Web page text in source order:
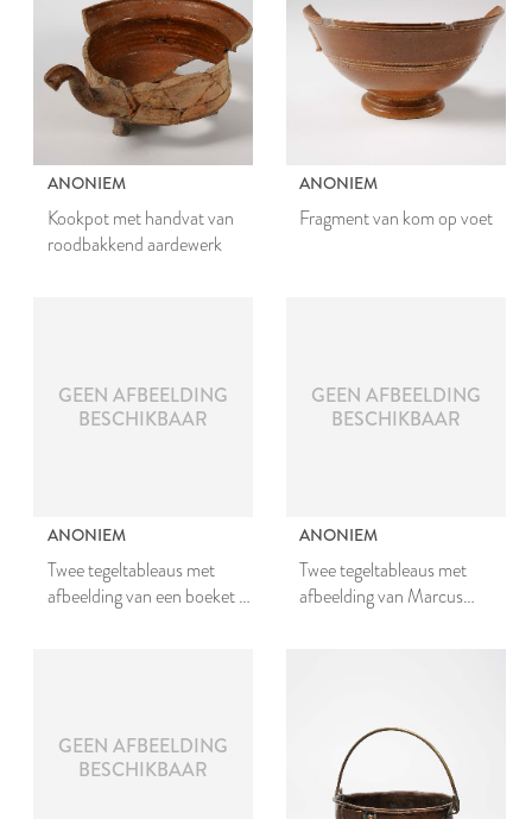
ANONIEM
Kookpot met handvat van
roodbakkend aardewerk
ANONIEM
Fragment van kom op voet
GEEN AFBEELDING
BESCHIKBAAR
ANONIEM
Twee tegeltableaus met
afbeelding van een boeket in
GEEN AFBEELDING
BESCHIKBAAR
ANONIEM
Twee tegeltableaus met
afbeelding van Marcus
GEEN AFBEELDING
BESCHIKBAAR